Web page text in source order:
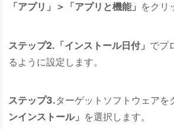
「アプリ」＞「アプリと機能」 をクリ
ステップ2.「インストール日付」 でプ
るように設定します。
ステップ3.ターゲットソフトウェアを
ンインストール」 を選択します。